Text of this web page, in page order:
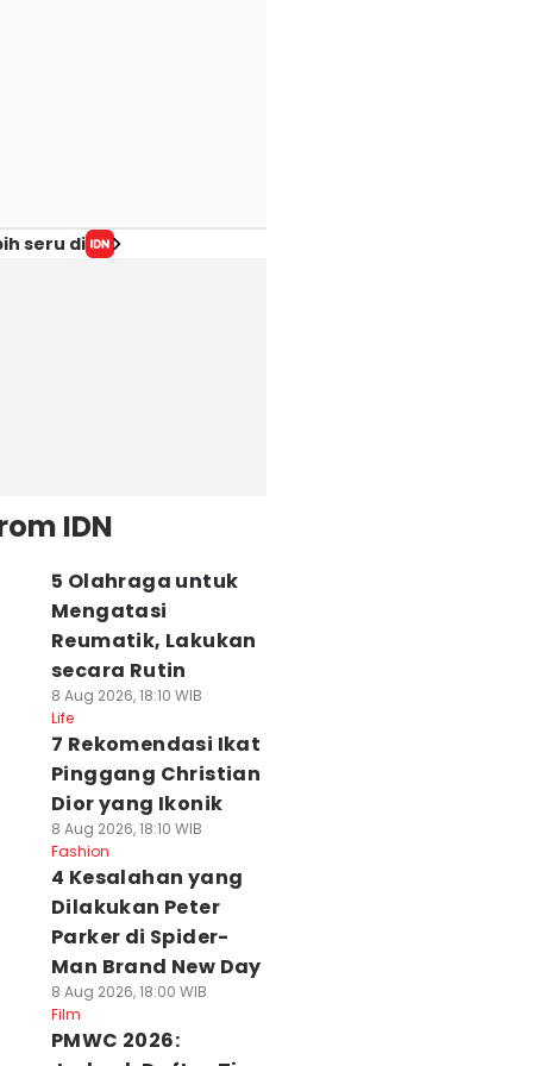
seru di
IDN
5 Olahraga untuk
Mengatasi
Reumatik, Lakukan
secara Rutin
8 Aug 2026, 18:10 WIB
Life
7 Rekomendasi Ikat
Pinggang Christian
Dior yang Ikonik
8 Aug 2026, 18:10 WIB
Fashion
4 Kesalahan yang
Dilakukan Peter
Parker di Spider-
Man Brand New Day
8 Aug 2026, 18:00 WIB
Film
PMWC 2026: